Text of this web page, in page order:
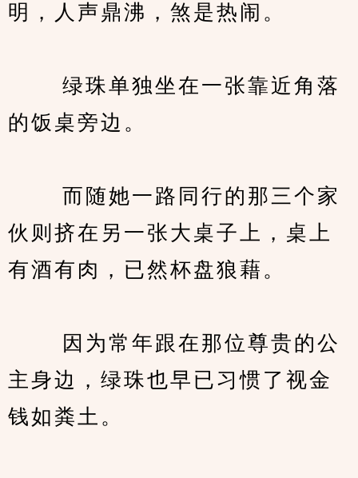
明，人声鼎沸，煞是热闹。
绿珠单独坐在一张靠近角落
的饭桌旁边。
而随她一路同行的那三个家
伙则挤在另一张大桌子上，桌上
有酒有肉，已然杯盘狼藉。
因为常年跟在那位尊贵的公
主身边，绿珠也早已习惯了视金
钱如粪土。